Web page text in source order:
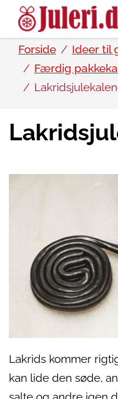
Forside
Ideer til
Færdig
Lakrids kommer
kan lide den søde,